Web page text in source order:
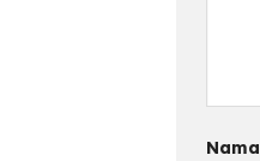
Nama